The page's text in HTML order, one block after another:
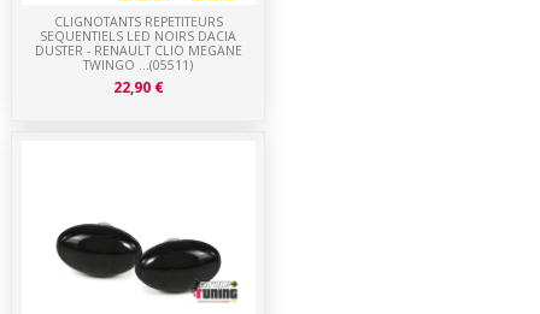
CLIGNOTANTS REPETITEURS
SEQUENTIELS LED NOIRS DACIA
DUSTER - RENAULT CLIO MEGANE
TWINGO ...(05511)
22,90 €